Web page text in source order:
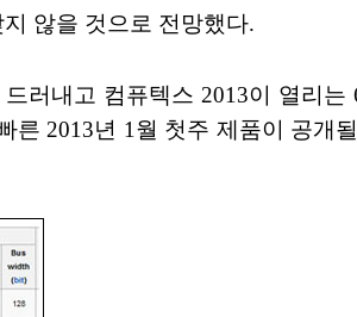
않을 것으로 전망했다.
러내고 컴퓨텍스 2013이 열리는
2013년 1월 첫주 제품이 공개